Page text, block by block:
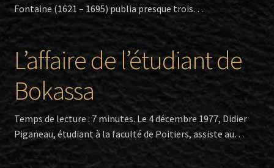
Twitter
Facebook
Fontaine (1621 – 1695) publia presque trois…
L’affaire de l’étudiant de
Bokassa
Temps de lecture : 7 minutes. Le 4 décembre 1977, Didier
Piganeau, étudiant à la faculté de Poitiers, assiste au…